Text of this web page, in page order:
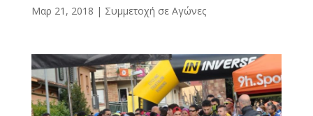
Μαρ 21, 2018 | Συμμετοχή σε Αγώνες